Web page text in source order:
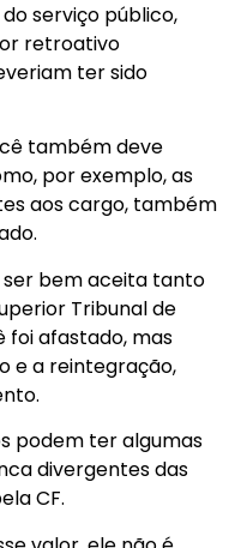
serviço público,
retroativo
ter sido
também deve
por exemplo, as
aos cargo, também
bem aceita tanto
Tribunal de
foi afastado, mas
e a reintegração,
podem ter algumas
divergentes das
CF.